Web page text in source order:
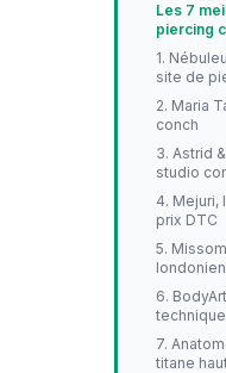
Les 7
piercing
1.
site de
2. Maria
conch
3. Astrid
studio
4. Mejuri,
prix DTC
5.
londonien
6.
7.
titane